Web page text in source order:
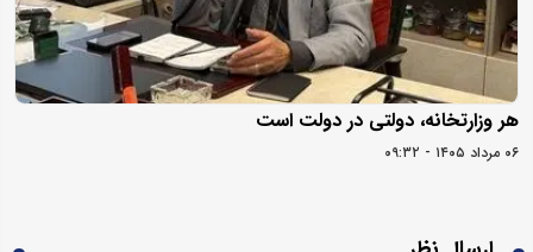
هر وزارتخانه، دولتی در دولت است
۰۶ مرداد ۱۴۰۵ - ۰۹:۳۲